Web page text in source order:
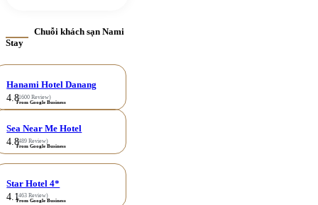
Chuỗi khách sạn Nami
Stay
Hanami Hotel Danang
4.8(1600 Review)
From Google Business
Sea Near Me Hotel
4.8(489 Review)
From Google Business
Star Hotel 4*
4.1(463 Review)
From Google Business